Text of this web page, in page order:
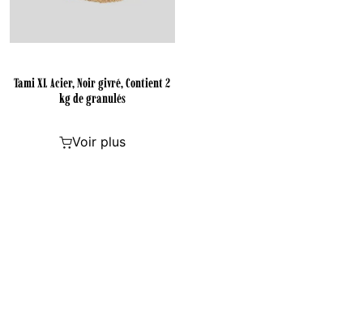
Tami XL Acier, Noir givré, Contient 2
kg de granulés
Voir plus